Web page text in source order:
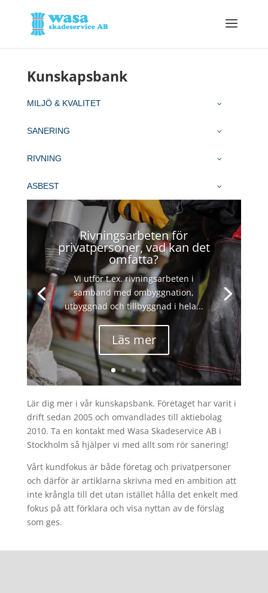
Kunskapsbank
MILJÖ & KVALITET
SANERING
RIVNING
ASBEST
Rivningsarbeten för
privatpersoner, vad kan det
omfatta?
Vi utför t.ex. rivningsarbeten i
samband med ombyggnation,
utbyggnad och tillbyggnad i hela...
Läs mer
Lär dig mer i vår kunskapsbank. Företaget har varit i
drift sedan 2005 och omvandlades till aktiebolag
2010. Ta en kontakt med Wasa Skadeservice AB i
Stockholm så hjälper vi med allt som rör sanering!
Vårt kundfokus är både företag och privatpersoner
och därför är artiklarna skrivna med en ambition att
inte krångla till det utan istället hålla det enkelt med
fokus på att förklara och visa nyttan av de förslag
som ges.